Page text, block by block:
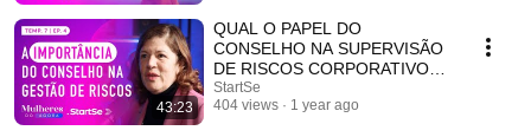
43:23
QUAL O PAPEL DO
CONSELHO NA SUPERVISÃO
DE RISCOS CORPORATIVOS?
Mulheres do Agora com
Rosana de Padua
StartSe
404 views
1 year ago